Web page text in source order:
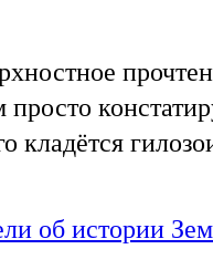
кладётся
об истории